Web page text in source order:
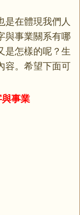
是在體現我們人
與事業關系有哪
是怎樣的呢？生
容。希望下面可